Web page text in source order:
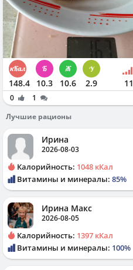
148.4 10.3 10.6 2.9 11
0
1
Лучшие рационы
Ирина
2026-08-03
Калорийность: 1048 кКал
Витамины и минералы: 85%
Ирина Макс
2026-08-05
Калорийность: 1397 кКал
Витамины и минералы: 100%